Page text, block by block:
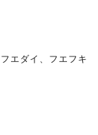
エダイ、フエフキ